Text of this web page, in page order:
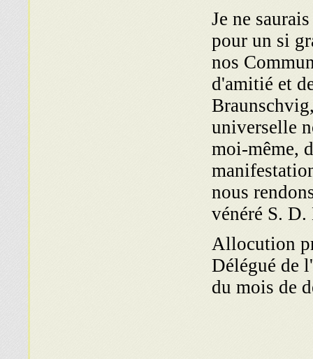
Je ne
pour un si
nos
d'amitié et
universelle
moi-même,
nous
vénéré S.
Allocution
Délégué de
du mois de